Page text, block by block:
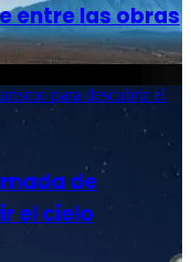
entre las obras
para descubrir el
de
el cielo